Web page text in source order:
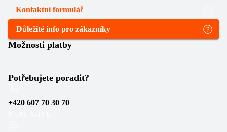
Kontaktní formulář
Důležité info pro zákazníky
Možnosti platby
Potřebujete poradit?
+420 607 70 30 70